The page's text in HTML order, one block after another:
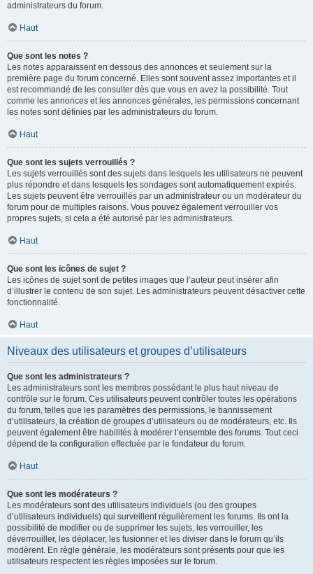
administrateurs du forum.
Haut
Que sont les notes ?
Les notes apparaissent en dessous des annonces et seulement sur la
première page du forum concerné. Elles sont souvent assez importantes et il
est recommandé de les consulter dès que vous en avez la possibilité. Tout
comme les annonces et les annonces générales, les permissions concernant
les notes sont définies par les administrateurs du forum.
Haut
Que sont les sujets verrouillés ?
Les sujets verrouillés sont des sujets dans lesquels les utilisateurs ne peuvent
plus répondre et dans lesquels les sondages sont automatiquement expirés.
Les sujets peuvent être verrouillés par un administrateur ou un modérateur du
forum pour de multiples raisons. Vous pouvez également verrouiller vos
propres sujets, si cela a été autorisé par les administrateurs.
Haut
Que sont les icônes de sujet ?
Les icônes de sujet sont de petites images que l’auteur peut insérer afin
d’illustrer le contenu de son sujet. Les administrateurs peuvent désactiver cette
fonctionnalité.
Haut
Niveaux des utilisateurs et groupes d’utilisateurs
Que sont les administrateurs ?
Les administrateurs sont les membres possédant le plus haut niveau de
contrôle sur le forum. Ces utilisateurs peuvent contrôler toutes les opérations
du forum, telles que les paramètres des permissions, le bannissement
d’utilisateurs, la création de groupes d’utilisateurs ou de modérateurs, etc. Ils
peuvent également être habilités à modérer l’ensemble des forums. Tout ceci
dépend de la configuration effectuée par le fondateur du forum.
Haut
Que sont les modérateurs ?
Les modérateurs sont des utilisateurs individuels (ou des groupes
d’utilisateurs individuels) qui surveillent régulièrement les forums. Ils ont la
possibilité de modifier ou de supprimer les sujets, les verrouiller, les
déverrouiller, les déplacer, les fusionner et les diviser dans le forum qu’ils
modèrent. En règle générale, les modérateurs sont présents pour que les
utilisateurs respectent les règles imposées sur le forum.